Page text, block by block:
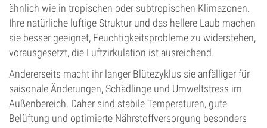
ähnlich wie in tropischen oder subtropischen Klimazonen.
Ihre natürliche luftige Struktur und das hellere Laub machen
sie besser geeignet, Feuchtigkeitsprobleme zu widerstehen,
vorausgesetzt, die Luftzirkulation ist ausreichend.
Andererseits macht ihr langer Blütezyklus sie anfälliger für
saisonale Änderungen, Schädlinge und Umweltstress im
Außenbereich. Daher sind stabile Temperaturen, gute
Belüftung und optimierte Nährstoffversorgung besonders